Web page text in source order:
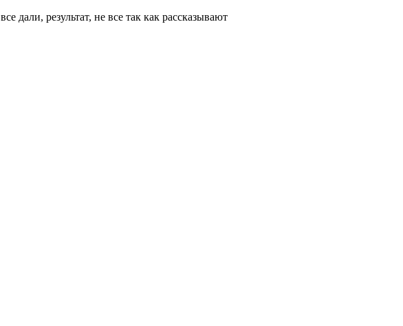
дали, результат, не все так как рассказывают